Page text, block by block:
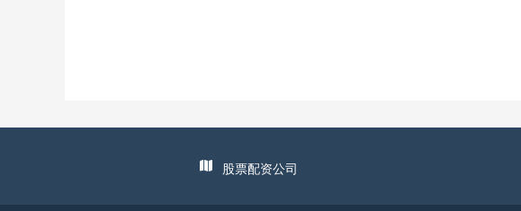
股票配资公司